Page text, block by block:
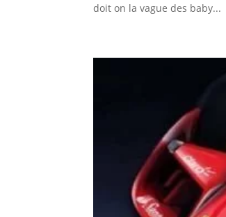
doit on la vague des baby...